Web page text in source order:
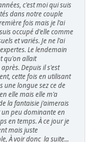
c'est moi qui suis
dans notre couple
fois mais je l'ai
occupé d'elle comme
et variés. Je ne l'ai
Le lendemain
qu'on allait
Depuis il s'est
cette fois en utilisant
une longue sez ce de
elle mais elle m'a
la fantaisie j'aimerais
un peu dominante en
en temps. À ce jour je
mais juste
À voir donc la suite...